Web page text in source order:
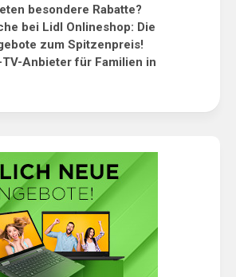
besondere Rabatte?
bei Lidl Onlineshop: Die
zum Spitzenpreis!
TV-Anbieter für Familien in